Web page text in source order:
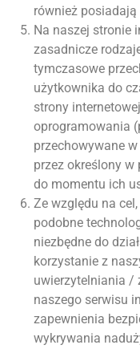
również
Na naszej stronie
zasadnicze
tymczasowe
użytkownika do
strony
oprogramowania
przechowywane
przez określony
do momentu ich
Ze względu na
podobne
niezbędne do
korzystanie z
uwierzytelniania /
naszego serwisu
zapewnienia
wykrywania